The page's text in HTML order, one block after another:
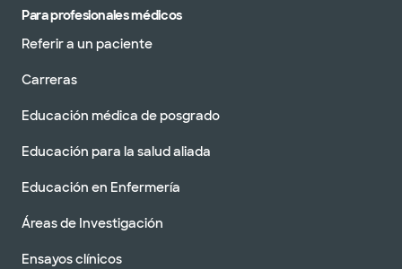
Para profesionales médicos
Referir a un paciente
Carreras
Educación médica de posgrado
Educación para la salud aliada
Educación en Enfermería
Áreas de Investigación
Ensayos clínicos